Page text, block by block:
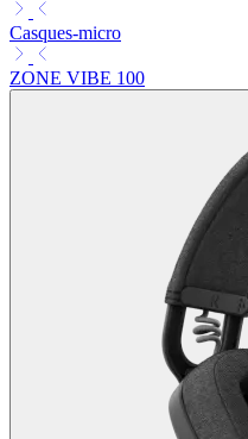
Casques-micro
ZONE VIBE 100